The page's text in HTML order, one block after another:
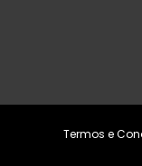
Termos e